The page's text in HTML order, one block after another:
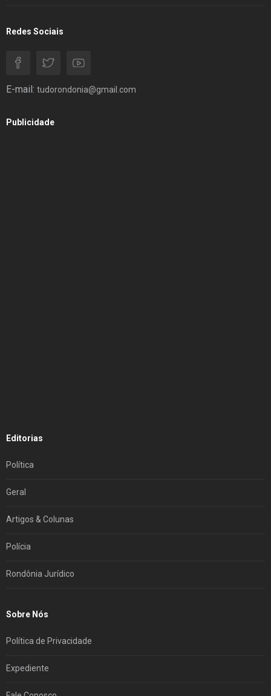
Redes Sociais
E-mail: tudorondonia@gmail.com
Publicidade
Editorias
Política
Geral
Artigos & Colunas
Polícia
Rondônia Jurídico
Sobre Nós
Política de Privacidade
Expediente